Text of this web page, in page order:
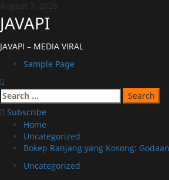
Skip
to
content
August 7, 2026
JAVAPI
JAVAPI – MEDIA VIRAL
PrimarySample Page
Search
for:
Subscribe
Home
Uncategorized
Bokep Ranjang yang Kosong:
Uncategorized